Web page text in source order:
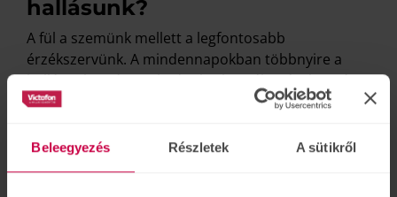
Beleegyezés Részletek A sütikről
hallásunk?
A fül a szemünk mellett a legfontosabb
érzékszervünk. A mindennapokban többnyire a
hallásunkra támaszkodunk a beszélgetések során.
Mindemellett a hallásunknak köszönhetjük, hogy
szél zúgását és számos más olyan hangot, mely